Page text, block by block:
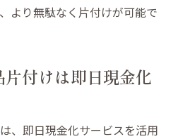
より無駄なく片付けが可能で
付けは即日現金化
、即日現金化サービスを活用